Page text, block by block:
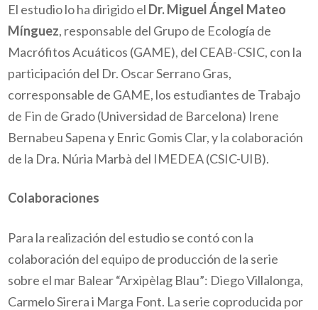
El estudio lo ha dirigido el Dr. Miguel Ángel Mateo
Mínguez, responsable del Grupo de Ecología de
Macrófitos Acuáticos (GAME), del CEAB-CSIC, con la
participación del Dr. Oscar Serrano Gras,
corresponsable de GAME, los estudiantes de Trabajo
de Fin de Grado (Universidad de Barcelona) Irene
Bernabeu Sapena y Enric Gomis Clar, y la colaboración
de la Dra. Núria Marbà del IMEDEA (CSIC-UIB).
Colaboraciones
Para la realización del estudio se contó con la
colaboración del equipo de producción de la serie
sobre el mar Balear “Arxipèlag Blau”: Diego Villalonga,
Carmelo Sirera i Marga Font. La serie coproducida por